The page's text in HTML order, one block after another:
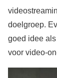
doelgroep.
goed idee
voor video-